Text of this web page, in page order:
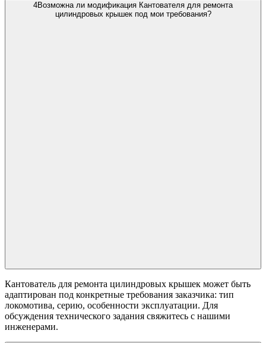
4Возможна ли модификация Кантователя для ремонта
цилиндровых крышек под мои требования?
Кантователь для ремонта цилиндровых крышек может быть
адаптирован под конкретные требования заказчика: тип
локомотива, серию, особенности эксплуатации. Для
обсуждения технического задания свяжитесь с нашими
инженерами.